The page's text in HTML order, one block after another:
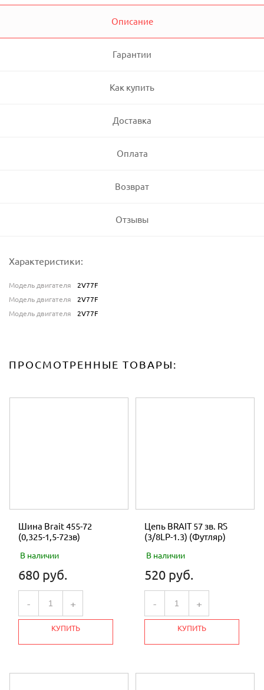
Описание
Гарантии
Как купить
Доставка
Оплата
Возврат
Отзывы
Характеристики:
Модель двигателя
2V77F
Модель двигателя
2V77F
Модель двигателя
2V77F
ПРОСМОТРЕННЫЕ ТОВАРЫ:
Шина Brait 455-72
(0,325-1,5-72зв)
В наличии
680 руб.
- +
КУПИТЬ
Цепь BRAIT 57 зв. RS
(3/8LP-1.3) (Футляр)
В наличии
520 руб.
- +
КУПИТЬ